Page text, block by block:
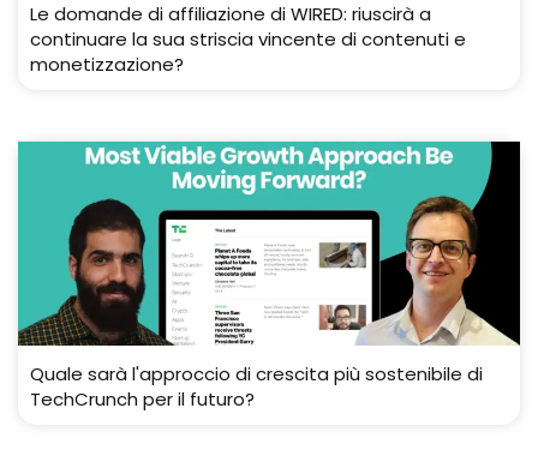
Le domande di affiliazione di WIRED: riuscirà a
continuare la sua striscia vincente di contenuti e
monetizzazione?
Quale sarà l'approccio di crescita più sostenibile di
TechCrunch per il futuro?